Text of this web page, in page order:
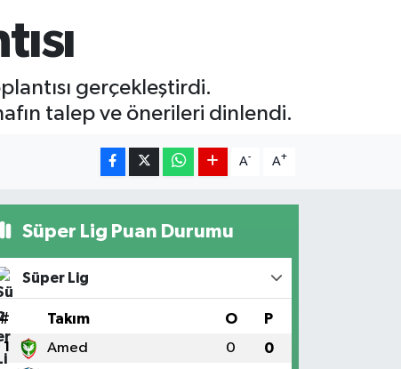
%-14
gerçekleştirdi.
talep ve önerileri dinlendi.
A- A+
Süper Lig Puan Durumu
Süper Lig
# Takım O P
1 Amed 0 0